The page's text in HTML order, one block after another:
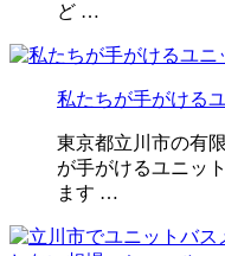
ど …
私たちが手がける
東京都立川市の有
が手がけるユニッ
ます …